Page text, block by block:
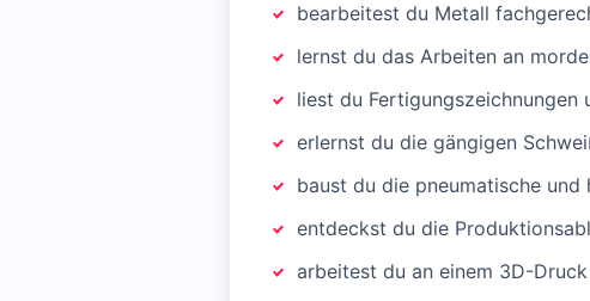
bearbeitest du Metall
lernst du das Arbeiten an
liest du
erlernst du die gängigen
baust du die pneumatische
entdeckst du die
arbeitest du an einem 3D-Druck